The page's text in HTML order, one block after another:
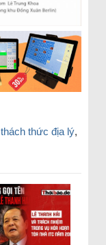
thách thức địa lý,